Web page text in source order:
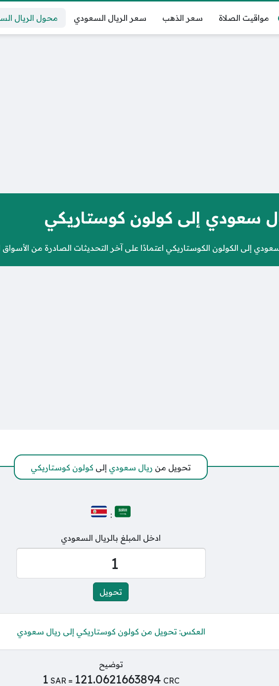
مواقيت الصلاة سعر الذهب سعر الريال السعودي محول الريال
سعودي إلى كولون كوستاريكي
إلى الكولون الكوستاريكي اعتمادًا على آخر التحديثات الصادرة من الأسواق
تحويل من ريال سعودي إلى كولون كوستاريكي
:
ادخل المبلغ بالريال السعودي
العكس: تحويل من كولون كوستاريكي إلى ريال سعودي
توضيح
1 SAR = 121.0621663894 CRC